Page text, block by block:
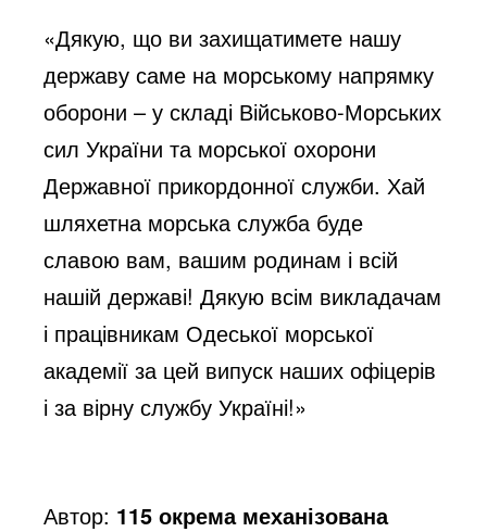
y
V
i
d
e
o
«Дякую, що ви захищатимете нашу
державу саме на морському напрямку
оборони – у складі Військово-Морських
сил України та морської охорони
Державної прикордонної служби. Хай
шляхетна морська служба буде
славою вам, вашим родинам і всій
нашій державі! Дякую всім викладачам
і працівникам Одеської морської
академії за цей випуск наших офіцерів
і за вірну службу Україні!»
Автор: 115 окрема механізована